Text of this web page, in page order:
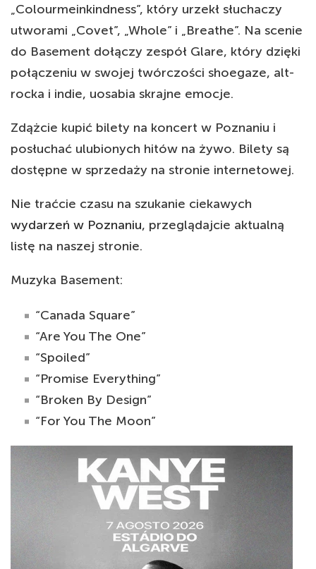
„Colourmeinkindness”, który urzekł słuchaczy
utworami „Covet”, „Whole” i „Breathe”. Na scenie
do Basement dołączy zespół Glare, który dzięki
połączeniu w swojej twórczości shoegaze, alt-
rocka i indie, uosabia skrajne emocje.
Zdążcie kupić bilety na koncert w Poznaniu i
posłuchać ulubionych hitów na żywo. Bilety są
dostępne w sprzedaży na stronie internetowej.
Nie traćcie czasu na szukanie ciekawych
wydarzeń w Poznaniu, przeglądajcie aktualną
listę na naszej stronie.
Muzyka Basement:
“Canada Square”
“Are You The One”
“Spoiled”
“Promise Everything”
“Broken By Design”
“For You The Moon”